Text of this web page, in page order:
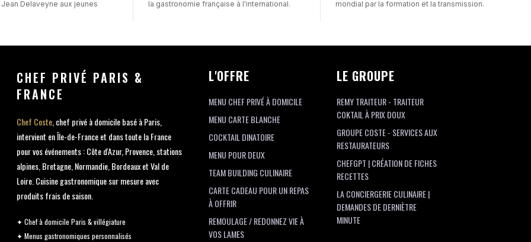
Delaveyne aux jeunes la gastronomie française à l'international. mondial par la formation et la transmission.
CHEF PRIVÉ PARIS &
FRANCE
Chef Coste, chef privé à domicile basé à Paris,
intervient en Île-de-France et dans toute la France
pour vos événements : Côte d'Azur, Provence, stations
alpines, Bretagne, Normandie, Bordeaux et Val de
Loire. Cuisine gastronomique sur mesure avec
produits frais de saison.
✦ Chef à domicile Paris & villégiature
✦ Menus gastronomiques personnalisés
L'OFFRE
MENU CHEF PRIVÉ À DOMICILE
MENU CARTE BLANCHE
COCKTAIL DINATOIRE
MENU POUR DEUX
TEAM BUILDING CULINAIRE
CARTE CADEAU POUR UN REPAS
À OFFRIR
REMOULAGE / REDONNEZ VIE À
VOS LAMES
LE GROUPE
REMY TRAITEUR - TRAITEUR
COKTAIL À PRIX DOUX
GROUPE COSTE - SERVICES AUX
RESTAURATEURS
CHEFGPT | CRÉATION DE FICHES
RECETTES
LA CONCIERGERIE CULINAIRE |
DEMANDES DE DERNIÈTRE
MINUTE